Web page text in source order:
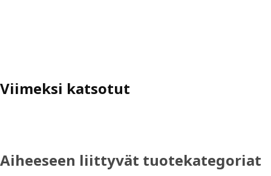
Viimeksi katsotut
Aiheeseen liittyvät tuotekategoriat